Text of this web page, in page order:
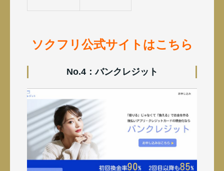
ソクフリ公式サイトはこちら
No.4：バンクレジット